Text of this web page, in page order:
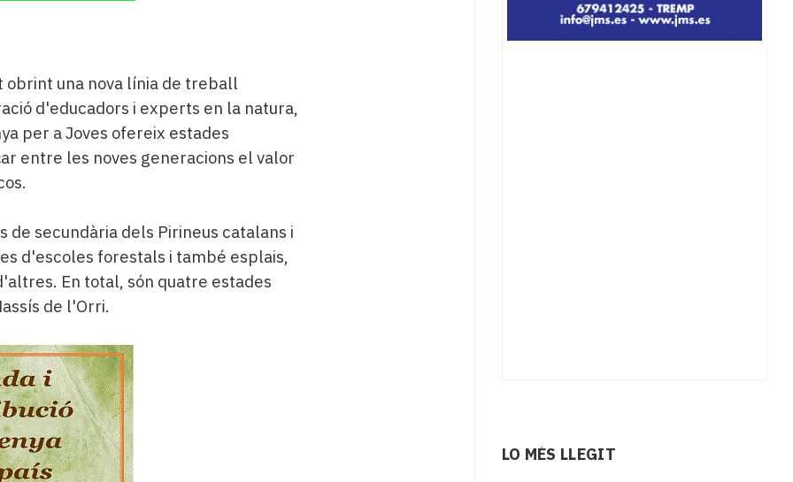
una nova línia de treball
d'educadors i experts en la natura,
per a Joves ofereix estades
entre les noves generacions el valor
secundària dels Pirineus catalans i
d'escoles forestals i també esplais,
En total, són quatre estades
de l'Orri.
LO MÉS LLEGIT